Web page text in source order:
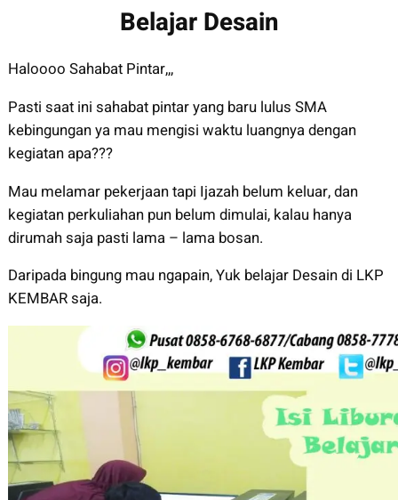
Belajar Desain
Haloooo Sahabat Pintar,,,
Pasti saat ini sahabat pintar yang baru lulus SMA
kebingungan ya mau mengisi waktu luangnya dengan
kegiatan apa???
Mau melamar pekerjaan tapi Ijazah belum keluar, dan
kegiatan perkuliahan pun belum dimulai, kalau hanya
dirumah saja pasti lama – lama bosan.
Daripada bingung mau ngapain, Yuk belajar Desain di LKP
KEMBAR saja.